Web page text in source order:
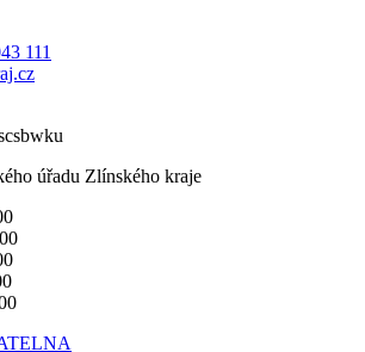
111
úřadu Zlínského kraje